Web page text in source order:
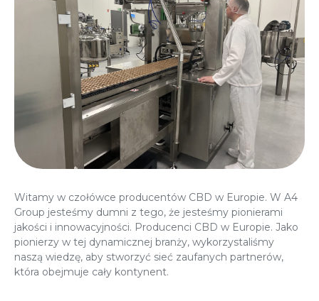
Witamy w czołówce producentów CBD w Europie. W A4
Group jesteśmy dumni z tego, że jesteśmy pionierami
jakości i innowacyjności. Producenci CBD w Europie. Jako
pionierzy w tej dynamicznej branży, wykorzystaliśmy
naszą wiedzę, aby stworzyć sieć zaufanych partnerów,
która obejmuje cały kontynent.